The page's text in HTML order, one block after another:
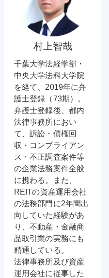
村上智哉
千葉大学法経学部・
中央大学法科大学院
を経て、2019年に弁
護士登録（73期）。
弁護士登録後、都内
法律事務所におい
て、訴訟・債権回
収・コンプライアン
ス・不正調査案件等
の企業法務案件全般
に携わる。また、
REITの資産運用会社
の法務部門に2年間出
向していた経験があ
り、不動産・金融商
品取引業の実務にも
精通している。
法律事務所及び資産
運用会社に従事した